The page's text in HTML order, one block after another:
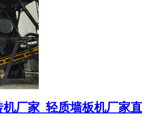
厂家_轻质墙板机厂家